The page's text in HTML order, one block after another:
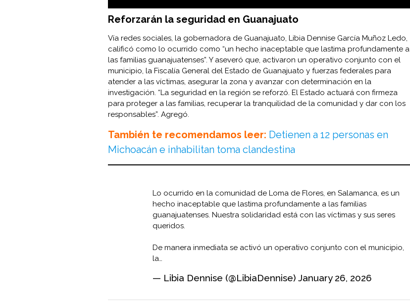
Reforzarán la seguridad en Guanajuato
Vía redes sociales, la gobernadora de Guanajuato, Libia Dennise García Muñoz Ledo,
calificó como lo ocurrido como “un hecho inaceptable que lastima profundamente a
las familias guanajuatenses”. Y aseveró que, activaron un operativo conjunto con el
municipio, la Fiscalía General del Estado de Guanajuato y fuerzas federales para
atender a las víctimas, asegurar la zona y avanzar con determinación en la
investigación. “La seguridad en la región se reforzó. El Estado actuará con firmeza
para proteger a las familias, recuperar la tranquilidad de la comunidad y dar con los
responsables”. Agregó.
También te recomendamos leer: Detienen a 12 personas en
Michoacán e inhabilitan toma clandestina
Lo ocurrido en la comunidad de Loma de Flores, en Salamanca, es un
hecho inaceptable que lastima profundamente a las familias
guanajuatenses. Nuestra solidaridad está con las víctimas y sus seres
queridos.
De manera inmediata se activó un operativo conjunto con el municipio,
la…
— Libia Dennise (@LibiaDennise) January 26, 2026